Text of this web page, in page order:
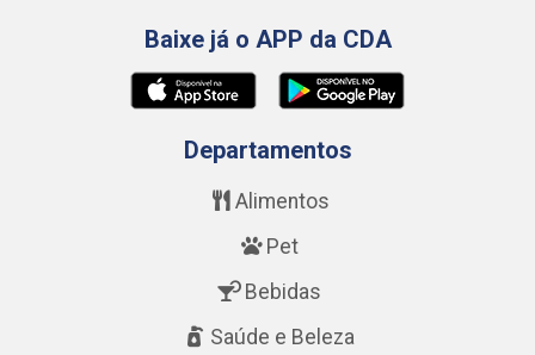
Baixe já o APP da CDA
Departamentos
Alimentos
Pet
Bebidas
Saúde e Beleza